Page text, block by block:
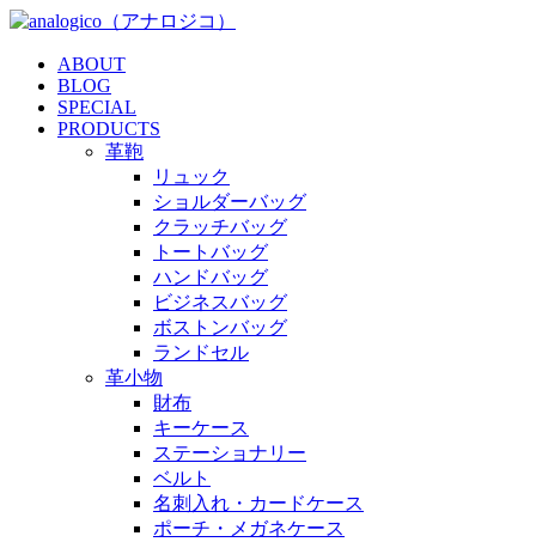
ABOUT
BLOG
SPECIAL
PRODUCTS
革鞄
リュック
ショルダーバッグ
クラッチバッグ
トートバッグ
ハンドバッグ
ビジネスバッグ
ボストンバッグ
ランドセル
革小物
財布
キーケース
ステーショナリー
ベルト
名刺入れ・カードケース
ポーチ・メガネケース